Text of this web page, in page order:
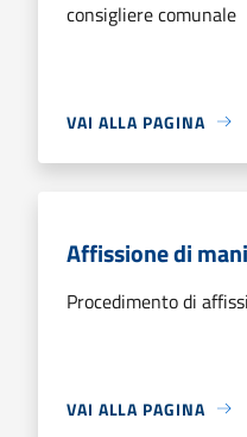
consigliere comunale
VAI ALLA PAGINA
Affissione di
Procedimento di
VAI ALLA PAGINA